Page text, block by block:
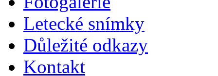
Letecké snímky
Důležité odkazy
Kontakt